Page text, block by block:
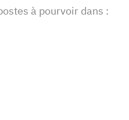
à pourvoir dans :